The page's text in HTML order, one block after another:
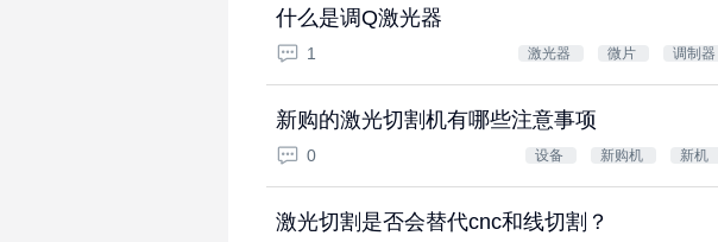
什么是调Q激光器
1 激光器 微片 调制器
新购的激光切割机有哪些注意事项
0 设备 新购机 新机
激光切割是否会替代cnc和线切割？